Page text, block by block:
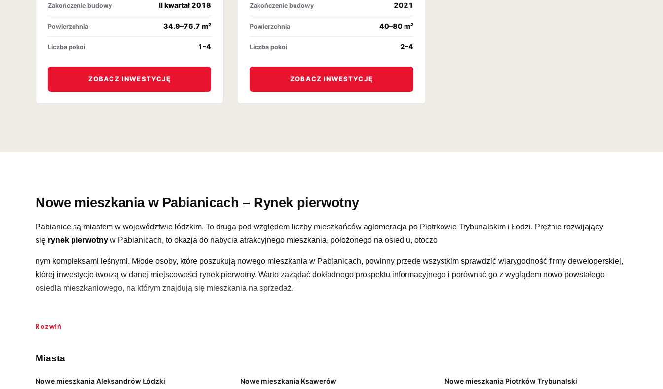
Zakończenie budowy II kwartał 2018
Powierzchnia 34.9–76.7 m²
Liczba pokoi 1–4
ZOBACZ INWESTYCJĘ
Zakończenie budowy 2021
Powierzchnia 40–80 m²
Liczba pokoi 2–4
ZOBACZ INWESTYCJĘ
Nowe mieszkania w Pabianicach – Rynek pierwotny
Pabianice są miastem w województwie łódzkim. To druga pod względem liczby mieszkańców aglomeracja po Piotrkowie Trybunalskim i Łodzi. Prężnie rozwijający
się rynek pierwotny w Pabianicach, to okazja do nabycia atrakcyjnego mieszkania, położonego na osiedlu, otoczo
nym kompleksami leśnymi. Młode osoby, które poszukują nowego mieszkania w Pabianicach, powinny przede wszystkim sprawdzić wiarygodność firmy deweloperskiej,
której inwestycje tworzą w danej miejscowości rynek pierwotny. Warto zażądać dokładnego prospektu informacyjnego i porównać go z wyglądem nowo powstałego
osiedla mieszkaniowego, na którym znajdują się mieszkania na sprzedaż.
budowy osiedla. Należy ustalić, czy inwestor ma założony w banku rachunek powierniczy typu otwartego, czy zamkniętego. Pierwszy z nich finansuje nowe mieszkania
danego lokalu. Uczciwość firmy deweloperskiej, realizującej nowe inwestycje w Pabianicach, można z łatwością sprawdzić, dokonując porównania wcześniej
Rozwiń
Miasta
Nowe mieszkania Aleksandrów Łódzki Nowe mieszkania Ksawerów Nowe mieszkania Piotrków Trybunalski